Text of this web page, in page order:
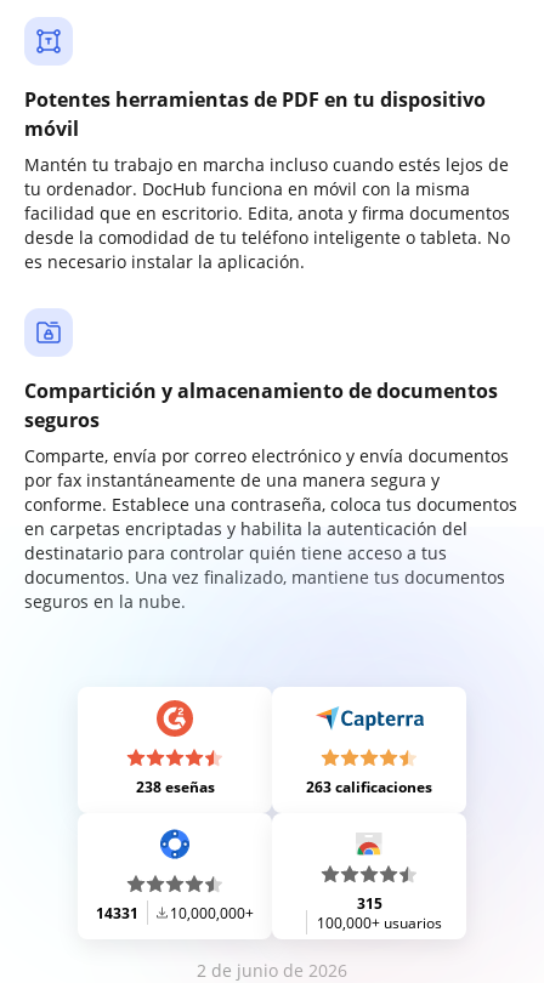
Potentes herramientas de PDF en tu dispositivo
móvil
Mantén tu trabajo en marcha incluso cuando estés lejos de
tu ordenador. DocHub funciona en móvil con la misma
facilidad que en escritorio. Edita, anota y firma documentos
desde la comodidad de tu teléfono inteligente o tableta. No
es necesario instalar la aplicación.
Compartición y almacenamiento de documentos
seguros
Comparte, envía por correo electrónico y envía documentos
por fax instantáneamente de una manera segura y
conforme. Establece una contraseña, coloca tus documentos
en carpetas encriptadas y habilita la autenticación del
destinatario para controlar quién tiene acceso a tus
documentos. Una vez finalizado, mantiene tus documentos
seguros en la nube.
238 eseñas 263 calificaciones
14331 10,000,000+
315
100,000+ usuarios
2 de junio de 2026